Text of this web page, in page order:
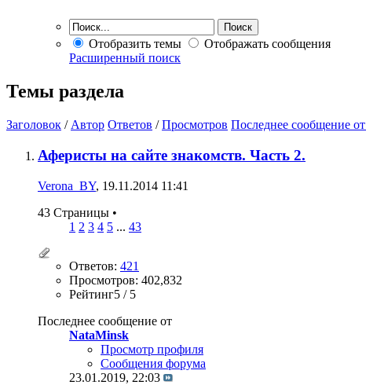
Отобразить темы
Отображать сообщения
Расширенный поиск
Темы раздела
Заголовок / Автор Ответов /Просмотров Последнее сообщение от
Аферисты на сайте знакомств. Часть 2.
Verona_BY, 19.11.2014 11:41
43 Страницы •
1 2 3 4 5 ... 43
Ответов: 421
Просмотров: 402,832
Рейтинг5 / 5
Последнее сообщение от
NataMinsk
Просмотр профиля
Сообщения форума
23.01.2019, 22:03